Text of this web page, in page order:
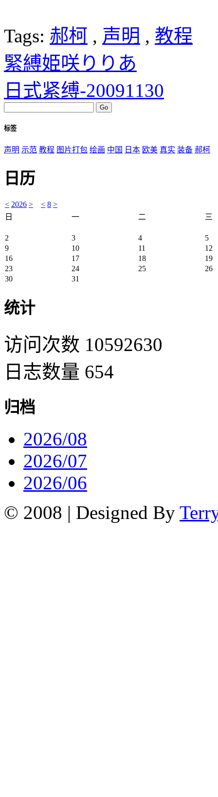
Tags: 郝柯 , 声明 , 教程
緊縛姫咲りりあ
日式紧缚-20091130
标签
声明 示范 教程 图片打包 绘画 中国 日本 欧美 真实 装备 郝柯
日历
< 2026 > < 8 >
日
一 二 三
2 3 4
5
9
10 11
12
16
17 18
19
23
24 25
26
30
31
统计
访问次数 10592630
日志数量 654
归档
2026/08
2026/07
2026/06
© 2008 | Designed By